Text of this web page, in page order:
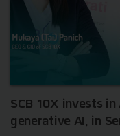
SCB 10X invests in
generative AI, in